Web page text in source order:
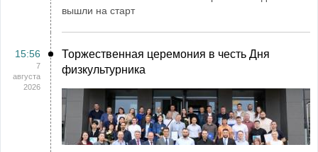
вышли на старт
15:56
7
августа
2026
Торжественная церемония в честь Дня
физкультурника